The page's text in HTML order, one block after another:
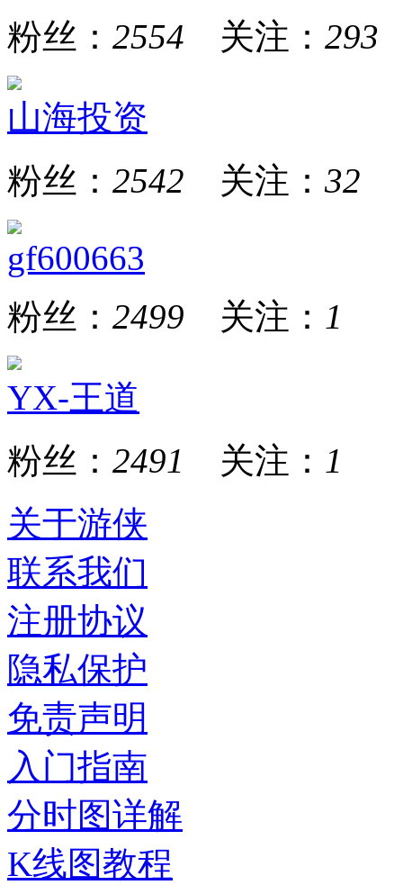
粉丝： 2554 关注： 293
山海投资
粉丝： 2542 关注： 32
gf600663
粉丝： 2499 关注： 1
YX-王道
粉丝： 2491 关注： 1
关于游侠
联系我们
注册协议
隐私保护
免责声明
入门指南
分时图详解
K线图教程